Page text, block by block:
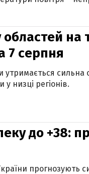
на
7 серпня
утримається сильна
низці регіонів.
до +38:
прогнозують